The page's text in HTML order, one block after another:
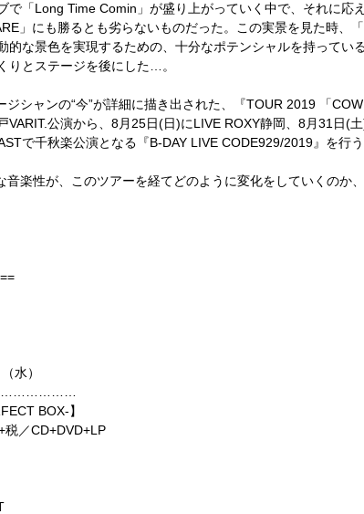
「Long Time Comin」が盛り上がっていく中で、それに応
」にも勝るとも劣らないものだった。この実景を見た時、
的な景色を実現するための、十分なポテンシャルを持って
りとステージを後にした…。
シャンの“今”が詳細に描き出された、『TOUR 2019 「
VARIT.公演から、8月25日(日)にLIVE ROXY静岡、8月31日(
で千秋楽公演となる『B-DAY LIVE CODE929/2019』を行う
楽性が、このツアーを経てどのように変化をしていくのか
水）
BOX-】
／CD+DVD+LP